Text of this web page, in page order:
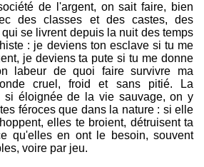
de l'argent, on sait faire, bien
des classes et des castes, des
se livrent depuis la nuit des temps
: je deviens ton esclave si tu me
je deviens ta pute si tu me donne
labeur de quoi faire survivre ma
cruel, froid et sans pitié. La
si éloignée de la vie sauvage, on y
féroces que dans la nature : si elle
elles te broient, détruisent ta
qu'elles en ont le besoin, souvent
voire par jeu.